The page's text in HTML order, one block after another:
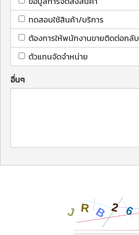
ทดสอบใช้สินค้า/บริการ
ต้องการให้พนักงานขายติดต่อกลับ
ตัวแทนจัดจำหน่าย
อื่นๆ